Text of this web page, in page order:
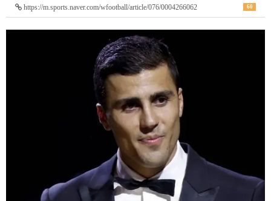
60
https://m.sports.naver.com/wfootball/article/076/0004266062